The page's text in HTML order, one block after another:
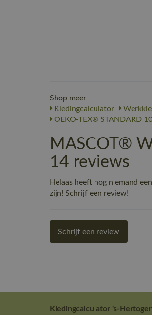
Shop meer
Kledingcalculator
OEKO-TEX® STANDARD
MASCOT®
14 reviews
Helaas heeft nog niemand
zijn! Schrijf een review!
Schrijf een review
Kledingcalculator 's-